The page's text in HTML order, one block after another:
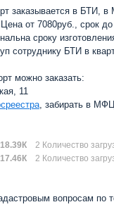
заказывается в БТИ,
от 7080руб., срок
сроку
сотруднику БТИ в
можно заказать:
11
, забирать в
18.39К 2 Количество
17.46К 2 Количество
вопросам по